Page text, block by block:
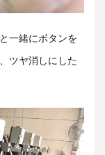
一緒にボタンを
ツヤ消しにした